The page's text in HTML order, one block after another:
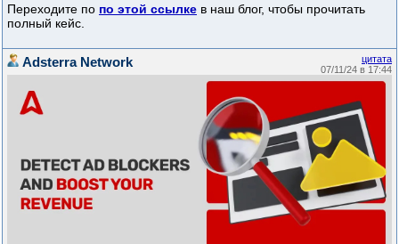
Переходите по по этой ссылке в наш блог, чтобы прочитать
полный кейс.
цитата
07/11/24 в 17:44
Adsterra Network